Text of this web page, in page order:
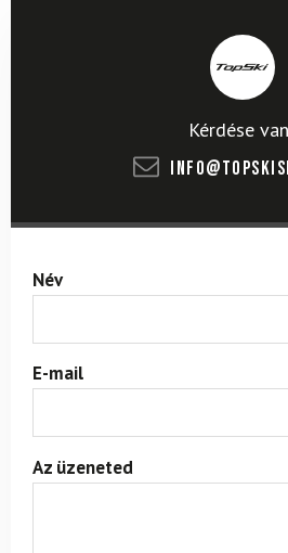
Kérdése
Név
E-mail
Az üzeneted